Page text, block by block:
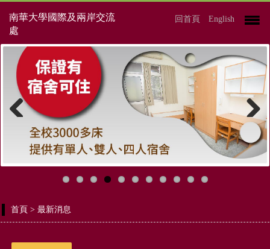
南華大學國際及兩岸交流
處
回首頁 English
Previous Next
首頁 > 最新消息